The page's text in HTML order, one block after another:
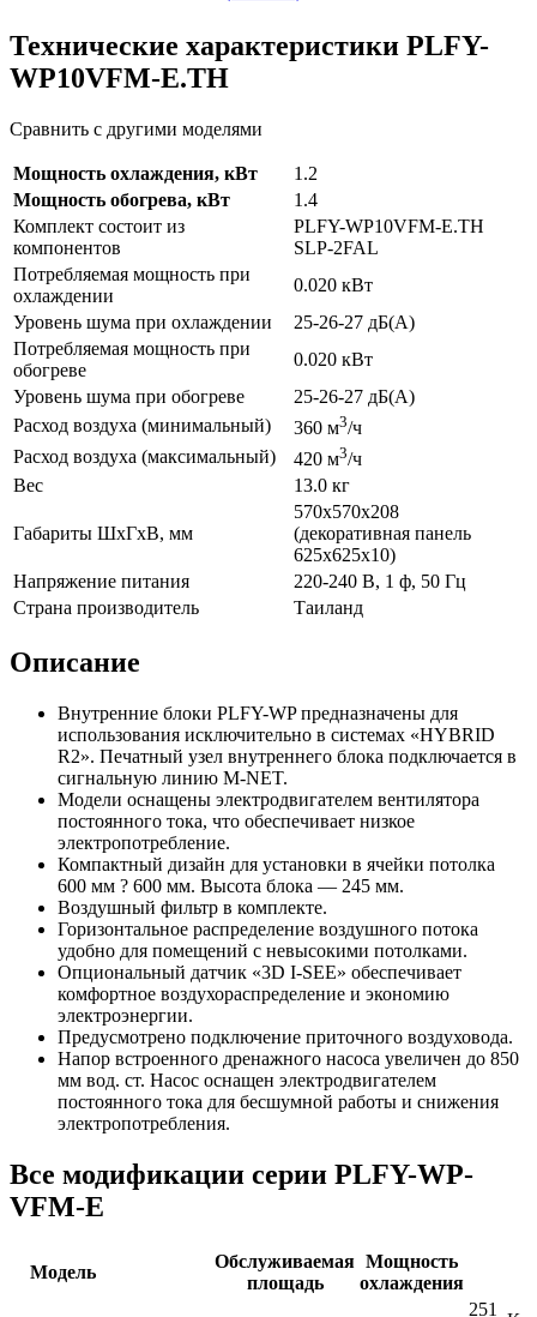
Технические характеристики PLFY-
WP10VFM-E.TH
Сравнить с другими моделями
Мощность охлаждения, кВт
1.2
Мощность обогрева, кВт
1.4
Комплект состоит из
компонентов
PLFY-WP10VFM-E.TH
SLP-2FAL
Потребляемая мощность при
охлаждении
0.020 кВт
Уровень шума при охлаждении
25-26-27 дБ(А)
Потребляемая мощность при
обогреве
0.020 кВт
Уровень шума при обогреве
25-26-27 дБ(А)
Расход воздуха (минимальный)
360 м3/ч
Расход воздуха (максимальный)
420 м3/ч
Вес
13.0 кг
Габариты ШхГхВ, мм
570x570x208
(декоративная панель
625x625x10)
Напряжение питания
220-240 В, 1 ф, 50 Гц
Страна производитель
Таиланд
Описание
Внутренние блоки PLFY-WP предназначены для
использования исключительно в системах «HYBRID
R2». Печатный узел внутреннего блока подключается в
сигнальную линию M-NET.
Модели оснащены электродвигателем вентилятора
постоянного тока, что обеспечивает низкое
электропотребление.
Компактный дизайн для установки в ячейки потолка
600 мм ? 600 мм. Высота блока — 245 мм.
Воздушный фильтр в комплекте.
Горизонтальное раcпределение воздушного потока
удобно для помещений с невысокими потолками.
Опциональный датчик «3D I-SEE» обеспечивает
комфортное воздухораспределение и экономию
электроэнергии.
Предусмотрено подключение приточного воздуховода.
Напор встроенного дренажного насоса увеличен до 850
мм вод. ст. Насос оснащен электродвигателем
постоянного тока для бесшумной работы и снижения
электропотребления.
Все модификации серии PLFY-WP-
VFM-E
Модель
Обслуживаемая
площадь
Мощность
охлаждения
251